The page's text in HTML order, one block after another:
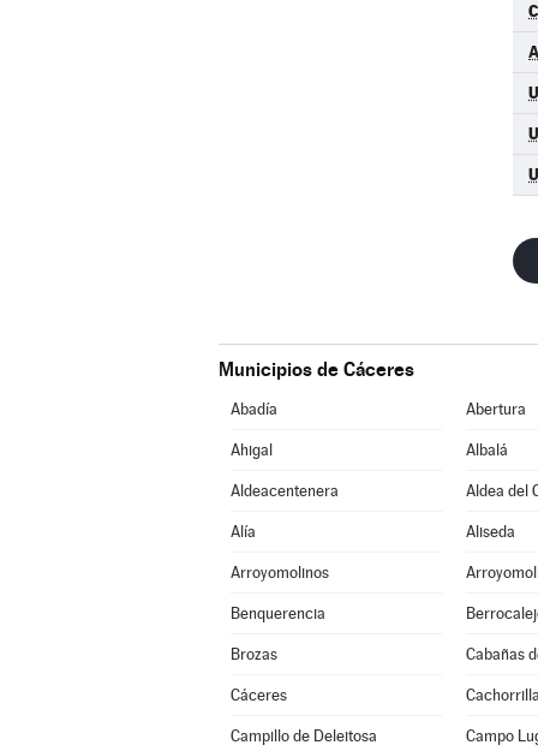
Municipios de Cáceres
Abadía Abertura
Ahigal Albalá
Aldeacentenera Aldea del
Alía Aliseda
Arroyomolinos
Benquerencia
Brozas Cabañas
Cáceres Cachorrilla
Campillo de Deleitosa Campo